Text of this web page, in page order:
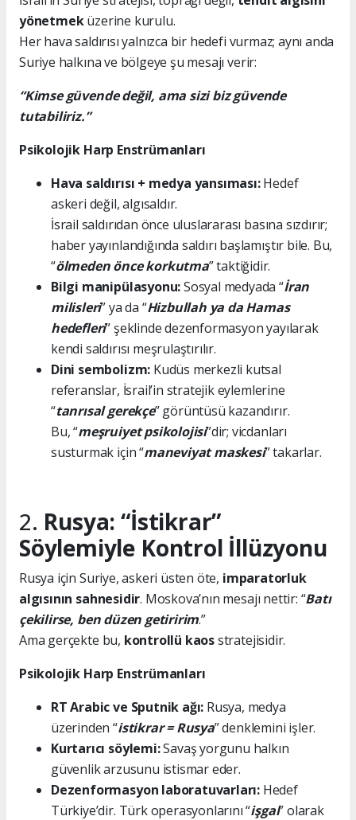
yönetmeküzerine kurulu.
Her hava saldırısı yalnızca bir hedefi vurmaz; aynı anda
Suriye halkına ve bölgeye şu mesajı verir:
“Kimse güvende değil, ama sizi biz güvende
tutabiliriz.”
Psikolojik Harp Enstrümanları
Hava saldırısı + medya yansıması:Hedef
askeri değil, algısaldır.
İsrail saldırıdan önce uluslararası basına sızdırır;
haber yayınlandığında saldırı başlamıştır bile. Bu,
“ölmeden önce korkutma” taktiğidir.
Bilgi manipülasyonu:Sosyal medyada “İran
milisleri” ya da “Hizbullah ya da Hamas
hedefleri” şeklinde dezenformasyon yayılarak
kendi saldırısı meşrulaştırılır.
Dini sembolizm: Kudüs merkezli kutsal
referanslar, İsrail’in stratejik eylemlerine
“tanrısal gerekçe” görüntüsü kazandırır.
Bu, “meşruiyet psikolojisi”dir; vicdanları
susturmak için “maneviyat maskesi” takarlar.
2. Rusya: “İstikrar”
Söylemiyle Kontrol İllüzyonu
Rusya için Suriye, askeri üsten öte, imparatorluk
algısının sahnesidir. Moskova’nın mesajı nettir: “Batı
çekilirse, ben düzen getiririm.”
Ama gerçekte bu, kontrollü kaosstratejisidir.
Psikolojik Harp Enstrümanları
RT Arabic ve Sputnik ağı: Rusya, medya
üzerinden “istikrar = Rusya” denklemini işler.
Kurtarıcı söylemi:Savaş yorgunu halkın
güvenlik arzusunu istismar eder.
Dezenformasyon laboratuvarları: Hedef
Türkiye’dir. Türk operasyonlarını “işgal” olarak